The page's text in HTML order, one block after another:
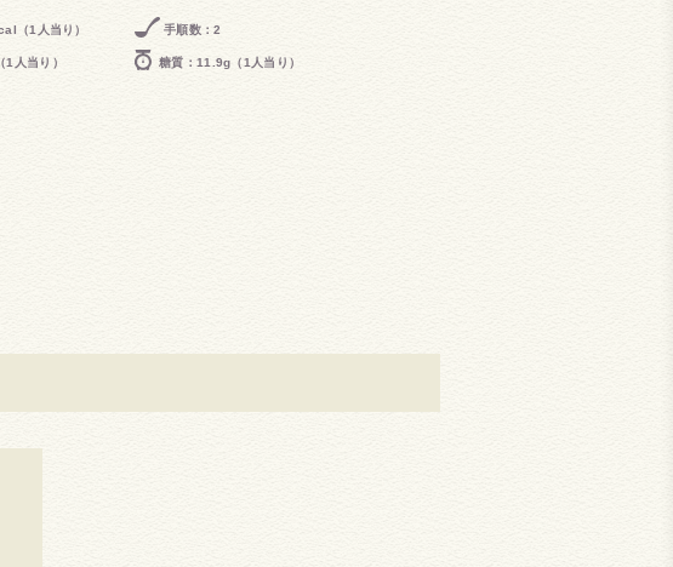
（1人当り） 手順数：2
人当り） 糖質：11.9g（1人当り）